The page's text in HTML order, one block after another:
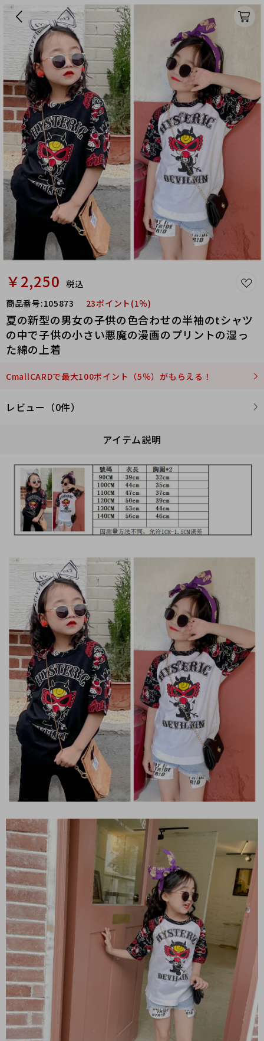
￥2,250 税込
商品番号:105873 23ポイント(1％)
夏の新型の男女の子供の色合わせの半袖のtシャツ
の中で子供の小さい悪魔の漫画のプリントの湿っ
た綿の上着
CmallCARDで最大100ポイント（5％）がもらえる！
レビュー（0件）
アイテム説明